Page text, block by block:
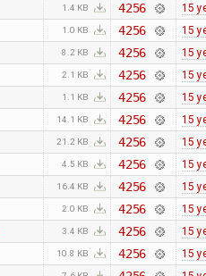
1.4 KB 4256 15
1.0 KB 4256 15
8.2 KB 4256 15
2.1 KB 4256 15
1.1 KB 4256 15
14.1 KB 4256 15
21.2 KB 4256 15
4.5 KB 4256 15
16.4 KB 4256 15
2.0 KB 4256 15
3.4 KB 4256 15
10.8 KB 4256 15